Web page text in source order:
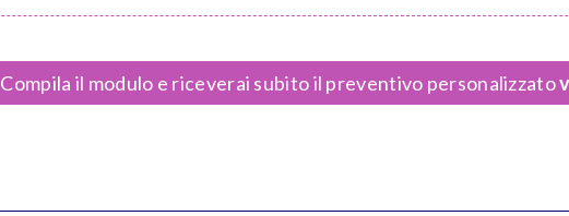
Compila il modulo e riceverai subito il preventivo personalizzato